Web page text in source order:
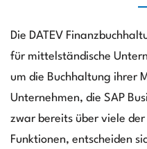
Die DATEV
für mittelständische
um die Buchhaltung ihrer
Unternehmen, die SAP
zwar bereits über viele
Funktionen, entscheiden